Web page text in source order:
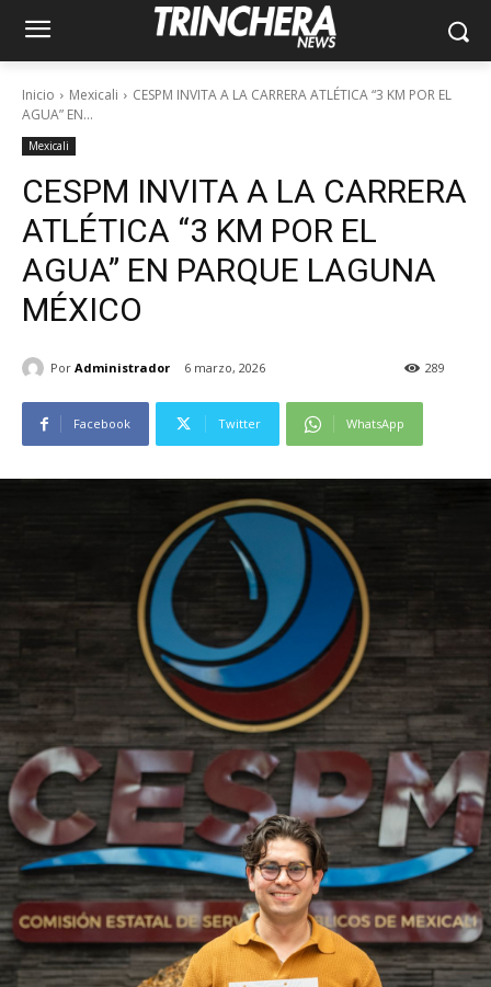
Inicio Mexicali
CESPM INVITA A LA CARRERA ATLÉTICA “3 KM POR EL
AGUA” EN...
Mexicali
CESPM INVITA A LA CARRERA
ATLÉTICA “3 KM POR EL
AGUA” EN PARQUE LAGUNA
MÉXICO
Por Administrador 6 marzo, 2026 289
Facebook Twitter WhatsApp